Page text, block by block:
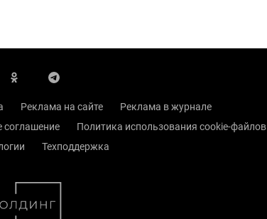
Реклама на сайте
Реклама в журнале
соглашение
Политика использования cookie-файлов
Техподдержка